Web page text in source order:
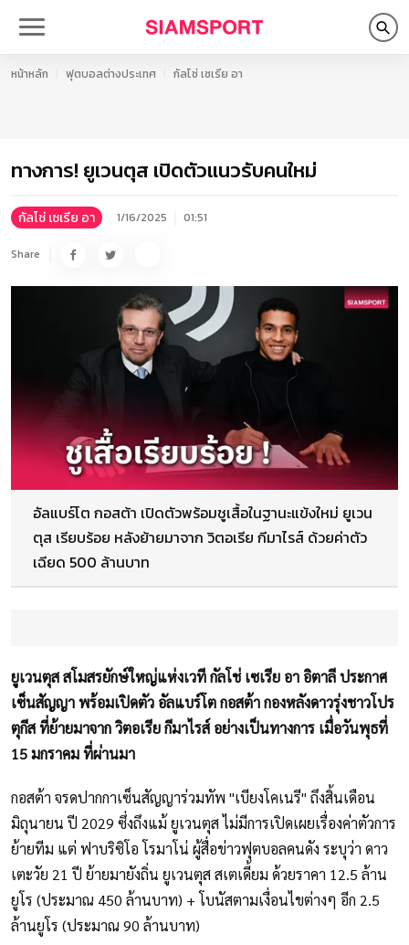
หน้าหลัก ฟุตบอลต่างประเทศ กัลโช่ เซเรีย อา
ทางการ! ยูเวนตุส เปิดตัวแนวรับคนใหม่
กัลโช่ เซเรีย อา 1/16/2025 01:51
Share
อัลแบร์โต กอสต้า เปิดตัวพร้อมชูเสื้อในฐานะแข้งใหม่ ยูเวน
ตุส เรียบร้อย หลังย้ายมาจาก วิตอเรีย กีมาไรส์ ด้วยค่าตัว
เฉียด 500 ล้านบาท
ยูเวนตุส สโมสรยักษ์ใหญ่แห่งเวที กัลโช่ เซเรีย อา อิตาลี ประกาศ
เซ็นสัญญา พร้อมเปิดตัว อัลแบร์โต กอสต้า กองหลังดาวรุ่งชาวโปร
ตุกีส ที่ย้ายมาจาก วิตอเรีย กีมาไรส์ อย่างเป็นทางการ เมื่อวันพุธที่
15 มกราคม ที่ผ่านมา
กอสต้า จรดปากกาเซ็นสัญญาร่วมทัพ "เบียงโคเนรี" ถึงสิ้นเดือน
มิถุนายน ปี 2029 ซึ่งถึงแม้ ยูเวนตุส ไม่มีการเปิดเผยเรื่องค่าตัวการ
ย้ายทีม แต่ ฟาบริซิโอ โรมาโน่ ผู้สื่อข่าวฟุตบอลคนดัง ระบุว่า ดาว
เตะวัย 21 ปี ย้ายมายังถิ่น ยูเวนตุส สเตเดี้ยม ด้วยราคา 12.5 ล้าน
ยูโร (ประมาณ 450 ล้านบาท) + โบนัสตามเงื่อนไขต่างๆ อีก 2.5
ล้านยูโร (ประมาณ 90 ล้านบาท)